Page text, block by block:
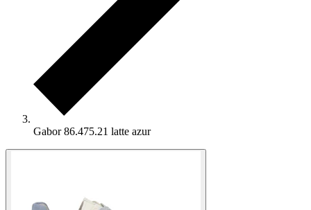
Gabor 86.475.21 latte azur